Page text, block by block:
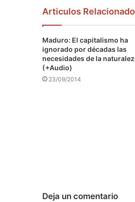
Articulos
Maduro: El capitalismo ha
ignorado por décadas las
necesidades de la
(+Audio)
23/09/2014
Deja un comentario